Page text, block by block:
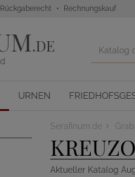
Rückgaberecht Rechnungskauf
.DE
URNEN
Serafinum.de
Aktueller Katalog